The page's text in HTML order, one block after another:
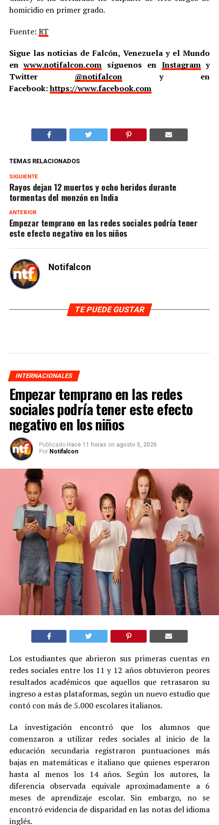
homicidio en primer grado.
Fuente: RT
Sigue las noticias de Falcón, Venezuela y el Mundo
enwww.notifalcon.com síguenos en Instagramy
Twitter @notifalcony en
Facebook:https://www.facebook.com
TEMAS RELACIONADOS
SIGUIENTE
Rayos dejan 12 muertos y ocho heridos durante
tormentas del monzón en India
ANTERIOR
Empezar temprano en las redes sociales podría tener
este efecto negativo en los niños
Notifalcon
TE PUEDE GUSTAR
INTERNACIONALES
Empezar temprano en las redes
sociales podría tener este efecto
negativo en los niños
Publicado Hace 11 horas on agosto 5, 2026
Por Notifalcon
Los estudiantes que abrieron sus primeras cuentas en
redes sociales entre los 11 y 12 años obtuvieron peores
resultados académicos que aquellos que retrasaron su
ingreso a estas plataformas, según un nuevo estudio que
contó con más de 5.000 escolares italianos.
La investigación encontró que los alumnos que
comenzaron a utilizar redes sociales al inicio de la
educación secundaria registraron puntuaciones más
bajas en matemáticas e italiano que quienes esperaron
hasta al menos los 14 años. Según los autores, la
diferencia observada equivale aproximadamente a 6
meses de aprendizaje escolar. Sin embargo, no se
encontró evidencia de disparidad en las notas del idioma
inglés.